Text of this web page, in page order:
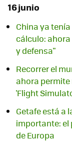
16 junio
China ya
cálculo:
y defensa"
Recorrer el
ahora permite
'Flight
Getafe está a
importante: el
de Europa